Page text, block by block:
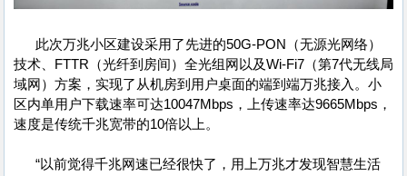
此次万兆小区建设采用了先进的50G-PON（无源光网络）
技术、FTTR（光纤到房间）全光组网以及Wi-Fi7（第7代无线局
域网）方案，实现了从机房到用户桌面的端到端万兆接入。小
区内单用户下载速率可达10047Mbps，上传速率达9665Mbps，
速度是传统千兆宽带的10倍以上。
“以前觉得千兆网速已经很快了，用上万兆才发现智慧生活